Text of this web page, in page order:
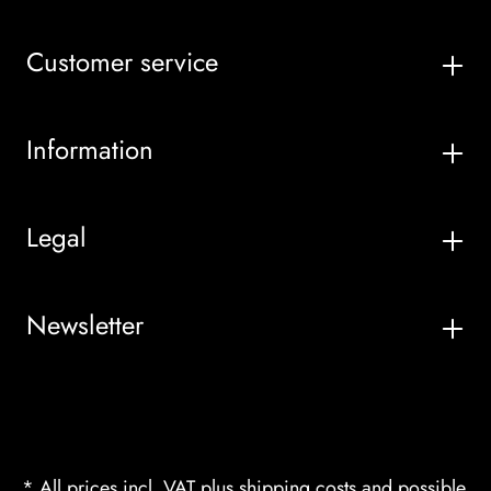
Customer service
Information
Legal
Newsletter